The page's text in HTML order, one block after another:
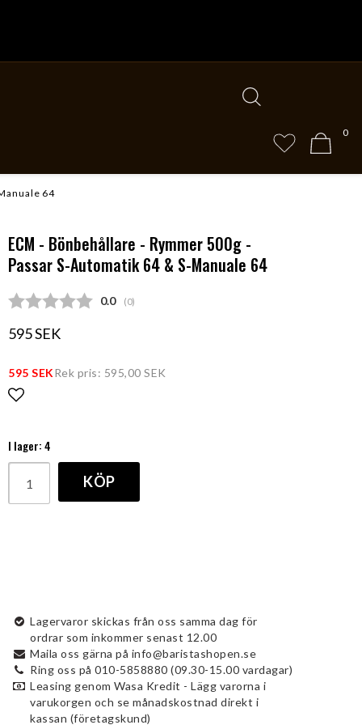
0
64
ECM - Bönbehållare - Rymmer 500g -
Passar S-Automatik 64 & S-Manuale 64
Snittbetyg:
0.0 (röster:
0)
595 SEK
595 SEKRek pris: 595,00 SEK
I lager: 4
KÖP
Lagervaror skickas från oss samma dag för
ordrar som inkommer senast 12.00
Maila oss gärna på info@baristashopen.se
Ring oss på 010-5858880 (09.30-15.00 vardagar)
Leasing genom Wasa Kredit - Lägg varorna i
varukorgen och se månadskostnad direkt i
kassan (företagskund)